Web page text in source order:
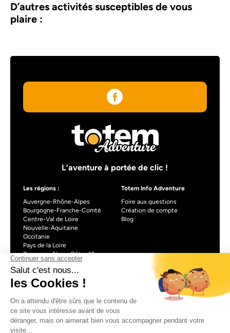
D’autres activités susceptibles de vous
plaire :
L’aventure à portée de clic !
Les régions :
Auvergne-Rhône-Alpes
Bourgogne-Franche-Comté
Centre-Val de Loire
Nouvelle-Aquitaine
Occitanie
Pays de la Loire
Provence-Alpes-Côte d’Azur
Totem Info Adventure
Foire aux questions
Création de compte
Blog
À propos de Totem info Adventure
Formulaire de contact